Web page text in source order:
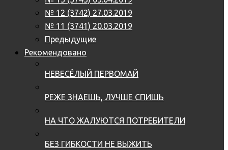
№ 12 (3742) 27.03.2019
№ 11 (3741) 20.03.2019
Предыдущие
Рекомендовано
НЕВЕСЁЛЫЙ ПЕРВОМАЙ
РЕЖЕ ЗНАЕШЬ, ЛУЧШЕ СПИШЬ
НА ЧТО ЖАЛУЮТСЯ ПОТРЕБИТЕЛИ
БЕЗ ГИБКОСТИ НЕ ВЫЖИТЬ